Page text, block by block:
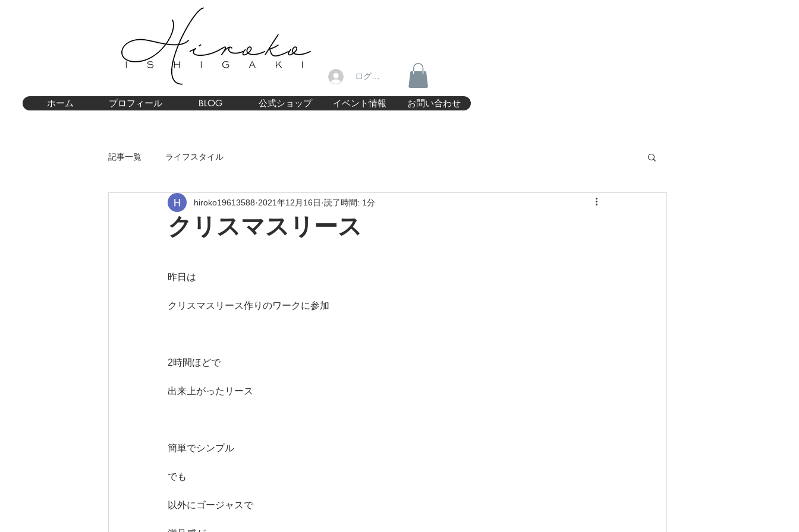
ログイン
ホーム プロフィール BLOG 公式ショップ イベント情報 お問い合わせ
記事一覧 ライフスタイル
クリスマスリース
hiroko19613588 2021年12月16日 読了時間: 1分
昨日は
クリスマスリース作りのワークに参加
2時間ほどで
出来上がったリース
簡単でシンプル
でも
以外にゴージャスで